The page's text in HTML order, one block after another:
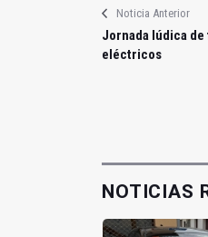
Noticia Anterior
Jornada lúdica
eléctricos
NOTICIAS